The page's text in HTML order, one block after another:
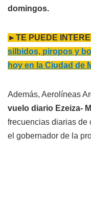
domingos.
►TE PUEDE
silbidos, piropos y
hoy en la Ciudad de
Además, Aerolíneas
vuelo diario Ezeiza-
frecuencias diarias de
el gobernador de la